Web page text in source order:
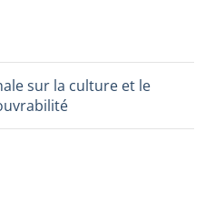
sur la culture et le